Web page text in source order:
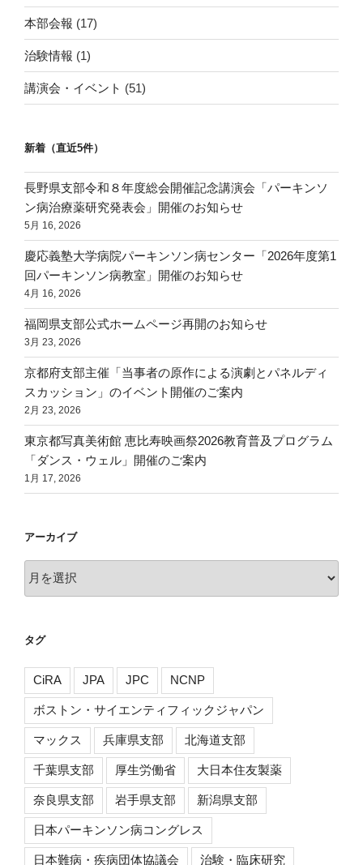
本部会報 (17)
治験情報 (1)
講演会・イベント (51)
新着（直近5件）
長野県支部令和８年度総会開催記念講演会「パーキンソ
ン病治療薬研究発表会」開催のお知らせ
5月 16, 2026
慶応義塾大学病院パーキンソン病センター「2026年度第1
回パーキンソン病教室」開催のお知らせ
4月 16, 2026
福岡県支部公式ホームページ再開のお知らせ
3月 23, 2026
京都府支部主催「当事者の原作による演劇とパネルディ
スカッション」のイベント開催のご案内
2月 23, 2026
東京都写真美術館 恵比寿映画祭2026教育普及プログラム
「ダンス・ウェル」開催のご案内
1月 17, 2026
アーカイブ
ー
ブ
タグ
CiRA JPA JPC NCNP
ボストン・サイエンティフィックジャパン
マックス 兵庫県支部 北海道支部
千葉県支部 厚生労働省 大日本住友製薬
奈良県支部 岩手県支部 新潟県支部
日本パーキンソン病コングレス
日本難病・疾病団体協議会 治験・臨床研究